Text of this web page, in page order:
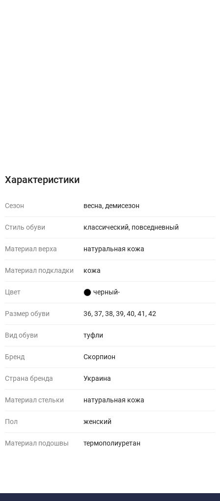
Характеристики
Сезон весна, демисезон
Стиль обуви классический, повседневный
Материал верха натуральная кожа
Материал подкладки кожа
Цвет черный-
Размер обуви 36, 37, 38, 39, 40, 41, 42
Вид обуви туфли
Бренд Скорпион
Страна бренда Украина
Материал стельки натуральная кожа
Пол женский
Материал подошвы термополиуретан